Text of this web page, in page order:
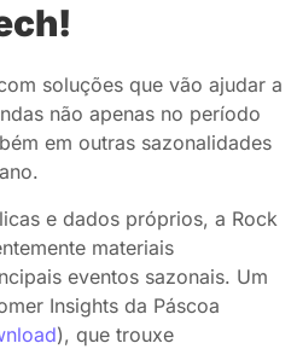
soluções que vão ajudar a
não apenas no período
em outras sazonalidades
e dados próprios, a Rock
materiais
eventos sazonais. Um
Insights da Páscoa
), que trouxe